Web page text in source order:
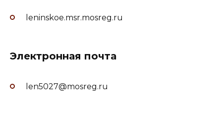
leninskoe.msr.mosreg.ru
Электронная почта
len5027@mosreg.ru